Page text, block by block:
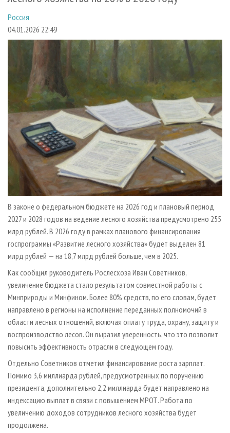
СУШКА ДРЕВЕСИНЫ
ПРОИЗВОДСТВО ДРЕВЕСНЫХ ПЛИТ
ДЕРЕВЯННОЕ ДОМОСТРОЕНИЕ
ПРОИЗВОДСТВО МЕБЕЛИ
БИОЭНЕРГЕТИКА
ЦБП
ИНСТРУМЕНТ И МАТЕРИАЛЫ
ПЕРСОНЫ
МОБИЛЬНЫЕ ВЫСТАВКИ
ОФИЦИАЛЬНЫЕ ДЕЛЕГАЦИИ
ПРИОРИТЕТНЫЕ ИНВЕСТПРОЕКТЫ
RUSSIAN FORESTRY REVIEW
ГАЗЕТА ЛЕСПРОМФОРУМ
БИБЛИОТЕКА СПЕЦИАЛИСТА
КОНТАКТЫ
РЕКЛАМОДАТЕЛЯМ
РЕКЛАМА
РЕКЛАМА НА САЙТЕ
Россия
04.01.2026 22:49
В законе о федеральном бюджете на 2026 год и плановый период
2027 и 2028 годов на ведение лесного хозяйства предусмотрено 255
млрд рублей. В 2026 году в рамках планового финансирования
госпрограммы «Развитие лесного хозяйства» будет выделен 81
млрд рублей — на 18,7 млрд рублей больше, чем в 2025.
Как сообщил руководитель Рослесхоза Иван Советников,
увеличение бюджета стало результатом совместной работы с
Минприроды и Минфином. Более 80% средств, по его словам, будет
направлено в регионы на исполнение переданных полномочий в
области лесных отношений, включая оплату труда, охрану, защиту и
воспроизводство лесов. Он выразил уверенность, что это позволит
повысить эффективность отрасли в следующем году.
Отдельно Советников отметил финансирование роста зарплат.
Помимо 3,6 миллиарда рублей, предусмотренных по поручению
президента, дополнительно 2,2 миллиарда будет направлено на
индексацию выплат в связи с повышением МРОТ. Работа по
увеличению доходов сотрудников лесного хозяйства будет
продолжена.